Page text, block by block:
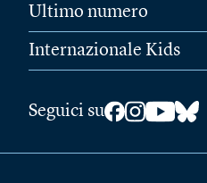
Ultimo numero
Internazionale Kids
Seguici su